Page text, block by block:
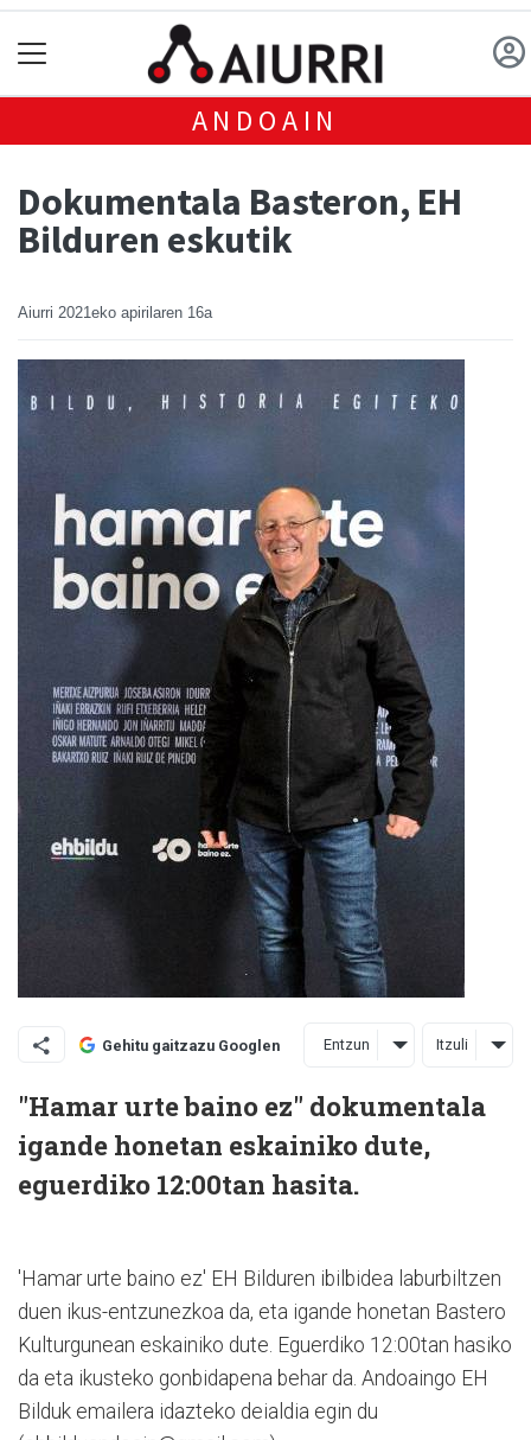
ANDOAIN
Dokumentala Basteron, EH
Bilduren eskutik
Aiurri 2021eko apirilaren 16a
Gehitu gaitzazu Googlen Entzun Itzuli
"Hamar urte baino ez" dokumentala
igande honetan eskainiko dute,
eguerdiko 12:00tan hasita.
'Hamar urte baino ez' EH Bilduren ibilbidea laburbiltzen
duen ikus-entzunezkoa da, eta igande honetan Bastero
Kulturgunean eskainiko dute. Eguerdiko 12:00tan hasiko
da eta ikusteko gonbidapena behar da. Andoaingo EH
Bilduk emailera idazteko deialdia egin du